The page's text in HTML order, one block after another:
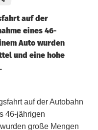
auf der
eines 46-
Auto wurden
und eine hohe